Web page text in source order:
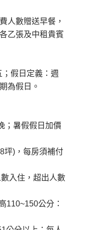
人數贈送早餐，
乙張及中租貴賓
假日定義：週
為假日。
；暑假假日加價
坪)，每房須補付
入住，超出人數
110~150公分：